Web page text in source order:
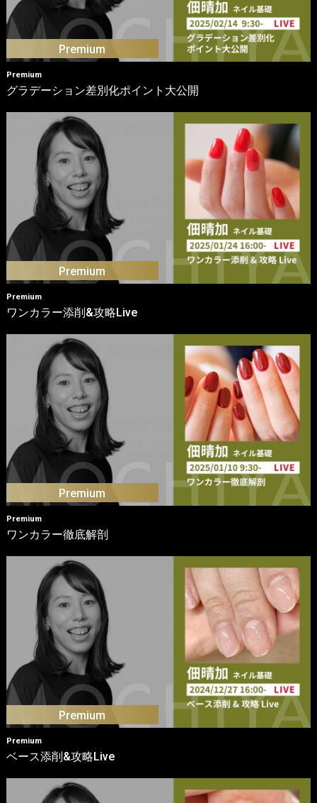
Premium
グラデーション差別化ポイント大公開
Premium
ワンカラー添削&攻略Live
Premium
ワンカラー徹底解剖
Premium
ベース添削&攻略Live